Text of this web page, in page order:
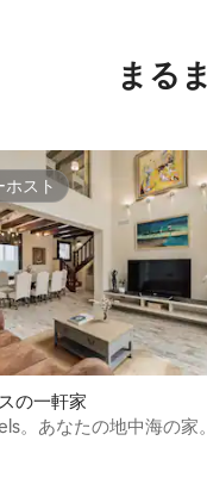
中5つ星の平均評価
まる
スト
ホスト
の一軒家
。あなたの地中海の家。